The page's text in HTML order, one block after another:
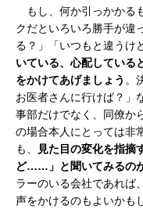
もし、何か引っかかる
クだといろいろ勝手が違
る？」「いつもと違うけ
いている、心配している
をかけてあげましょう 。
お医者さんに行けば？」
事部だけでなく、同僚か
の場合本人にとっては非
も、
見た目の変化を指摘
ど……」と聞いてみるの
ラーのいる会社であれば
声をかけるのもよいかも